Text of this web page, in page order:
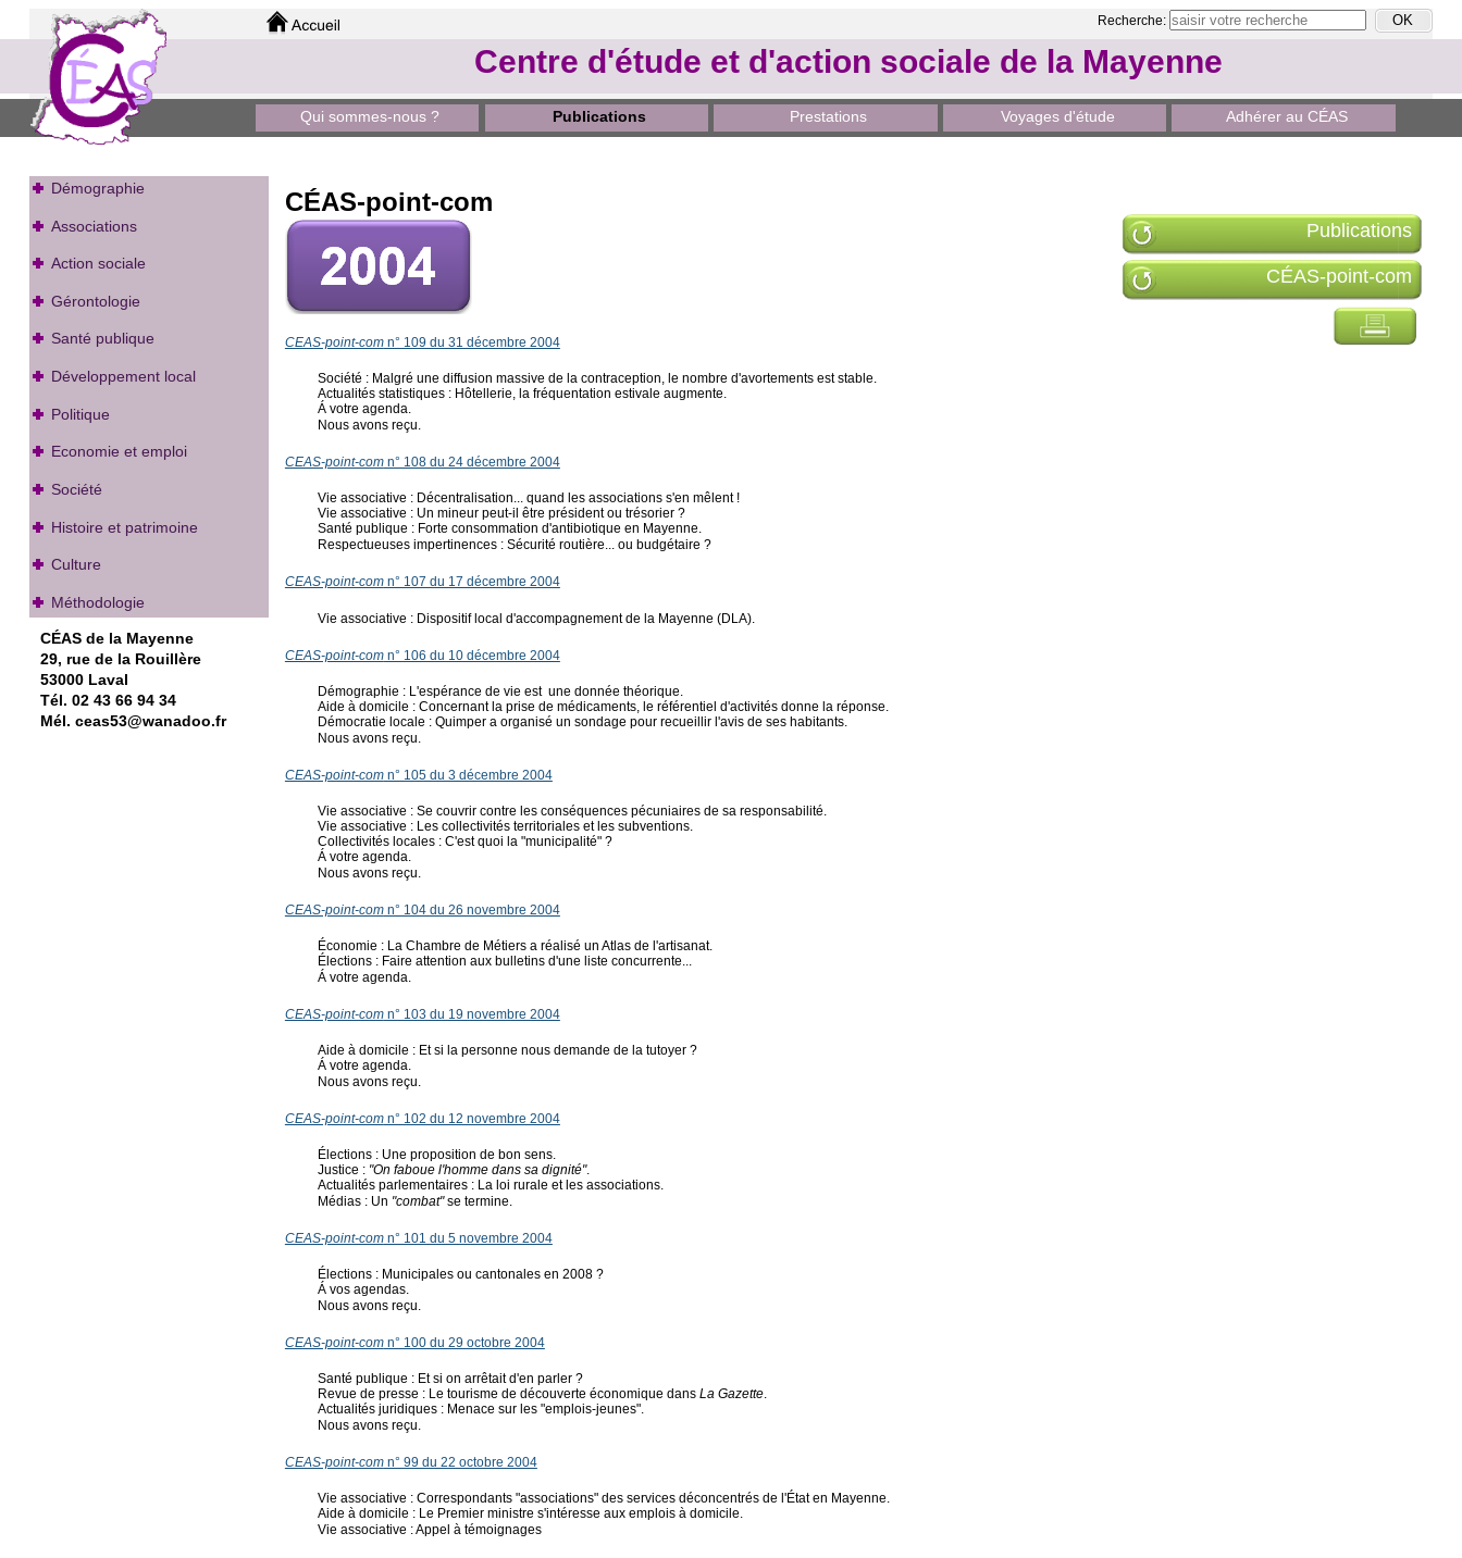
Recherche:
Centre d'étude et d'action sociale de la Mayenne
Qui sommes-nous ? Publications Prestations Voyages d'étude Adhérer au CÉAS
Démographie
Associations
Action sociale
Gérontologie
Santé publique
Développement local
Politique
Economie et emploi
Société
Histoire et patrimoine
Culture
Méthodologie
CÉAS de la Mayenne
29, rue de la Rouillère
53000 Laval
Tél. 02 43 66 94 34
Mél. ceas53@wanadoo.fr
Publications
CÉAS-point-com
CÉAS-point-com
CEAS-point-comn° 109 du 31 décembre 2004
Société : Malgré une diffusion massive de la contraception, le nombre d'avortements est stable.
Actualités statistiques : Hôtellerie, la fréquentation estivale augmente.
Á votre agenda.
Nous avons reçu.
CEAS-point-comn° 108 du 24 décembre 2004
Vie associative : Décentralisation... quand les associations s'en mêlent !
Vie associative : Un mineur peut-il être président ou trésorier ?
Santé publique : Forte consommation d'antibiotique en Mayenne.
Respectueuses impertinences : Sécurité routière... ou budgétaire ?
CEAS-point-comn° 107 du 17 décembre 2004
Vie associative : Dispositif local d'accompagnement de la Mayenne (DLA).
CEAS-point-comn° 106 du 10 décembre 2004
Démographie : L'espérance de vie est une donnée théorique.
Aide à domicile : Concernant la prise de médicaments, le référentiel d'activités donne la réponse.
Démocratie locale : Quimper a organisé un sondage pour recueillir l'avis de ses habitants.
Nous avons reçu.
CEAS-point-comn° 105 du 3 décembre 2004
Vie associative : Se couvrir contre les conséquences pécuniaires de sa responsabilité.
Vie associative : Les collectivités territoriales et les subventions.
Collectivités locales : C'est quoi la "municipalité" ?
Á votre agenda.
Nous avons reçu.
CEAS-point-comn° 104 du 26 novembre 2004
Économie : La Chambre de Métiers a réalisé un Atlas de l'artisanat.
Élections : Faire attention aux bulletins d'une liste concurrente...
Á votre agenda.
CEAS-point-comn° 103 du 19 novembre 2004
Aide à domicile : Et si la personne nous demande de la tutoyer ?
Á votre agenda.
Nous avons reçu.
CEAS-point-comn° 102 du 12 novembre 2004
Élections : Une proposition de bon sens.
Justice : "On faboue l'homme dans sa dignité".
Actualités parlementaires : La loi rurale et les associations.
Médias : Un "combat"se termine.
CEAS-point-comn° 101 du 5 novembre 2004
Élections : Municipales ou cantonales en 2008 ?
Á vos agendas.
Nous avons reçu.
CEAS-point-comn° 100 du 29 octobre 2004
Santé publique : Et si on arrêtait d'en parler ?
Revue de presse : Le tourisme de découverte économique dans La Gazette.
Actualités juridiques : Menace sur les "emplois-jeunes".
Nous avons reçu.
CEAS-point-comn° 99 du 22 octobre 2004
Vie associative : Correspondants "associations" des services déconcentrés de l'État en Mayenne.
Aide à domicile : Le Premier ministre s'intéresse aux emplois à domicile.
Vie associative : Appel à témoignages